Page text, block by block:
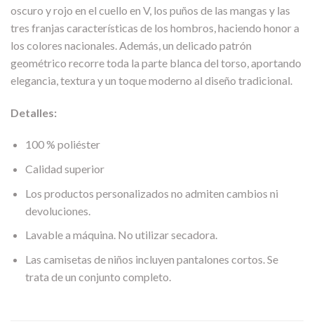
oscuro y rojo en el cuello en V, los puños de las mangas y las
tres franjas características de los hombros, haciendo honor a
los colores nacionales. Además, un delicado patrón
geométrico recorre toda la parte blanca del torso, aportando
elegancia, textura y un toque moderno al diseño tradicional.
Detalles:
100 % poliéster
Calidad superior
Los productos personalizados no admiten cambios ni
devoluciones.
Lavable a máquina. No utilizar secadora.
Las camisetas de niños incluyen pantalones cortos. Se
trata de un conjunto completo.